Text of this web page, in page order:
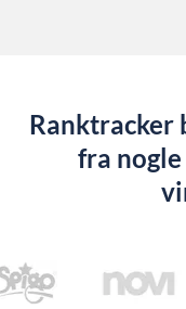
Ranktracker
fra